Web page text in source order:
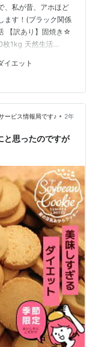
、私が昔、アホほど
ます！(ブラック関係
【訳あり】固焼き☆
枚1kg 天然生活
ロほど太ってダイエ
ぐために食べたの
からクッキーのすげ
ころは、何より腹持
ーは水分を含むと胃
イエット
ービス情報局です♪ • 2年
と思ったのですが